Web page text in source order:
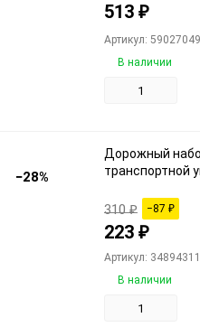
513 ₽
Артикул:
В наличии
−28%
Дорожный
транспортной
310₽ −87 ₽
223 ₽
Артикул:
В наличии